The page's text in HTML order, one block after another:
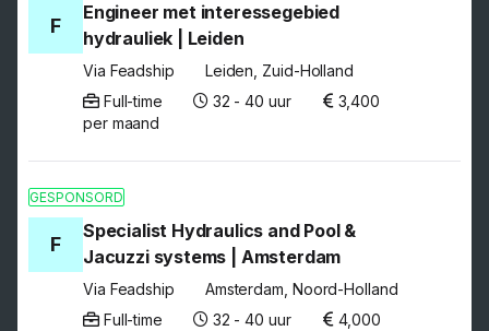
F
Engineer met interessegebied
hydrauliek | Leiden
Via Feadship
Leiden, Zuid-Holland
Full-time
32 - 40 uur
3,400
per maand
GESPONSORD
F
Specialist Hydraulics and Pool &
Jacuzzi systems | Amsterdam
Via Feadship
Amsterdam, Noord-Holland
Full-time
32 - 40 uur
4,000